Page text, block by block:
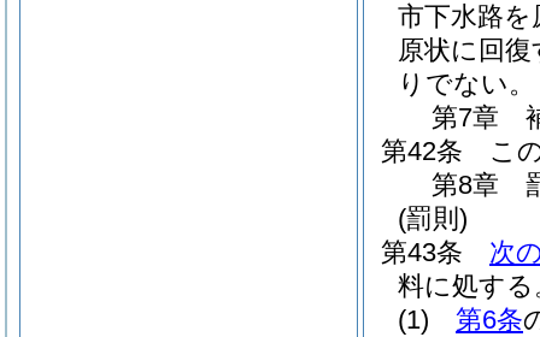
市下水路
原状に回
りでない。
第7章
第42条
こ
第8章
(罰則)
第43条
次
料に処する
(1)
第6条